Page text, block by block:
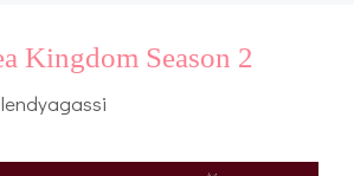
Kingdom Season 2
lendyagassi